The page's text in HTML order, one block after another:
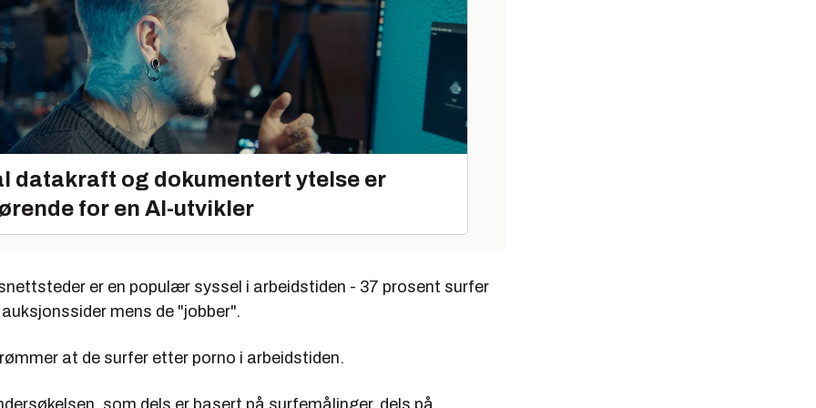
datakraft og dokumentert ytelse er
for en AI-utvikler
er en populær syssel i arbeidstiden - 37 prosent surfer
mens de "jobber".
at de surfer etter porno i arbeidstiden.